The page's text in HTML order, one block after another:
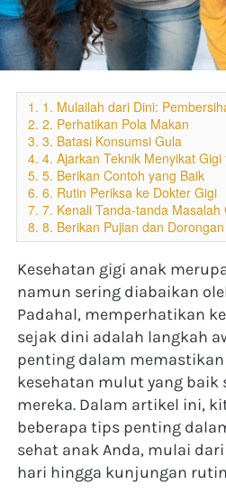
1. 1. Mulailah dari Dini:
2. 2. Perhatikan Pola Makan
3. 3. Batasi Konsumsi Gula
4. 4. Ajarkan Teknik Menyikat
5. 5. Berikan Contoh yang Baik
6. 6. Rutin Periksa ke Dokter Gigi
7. 7. Kenali Tanda-tanda Masalah
8. 8. Berikan Pujian dan Dorongan
Kesehatan gigi anak
namun sering diabaikan
Padahal, memperhatikan
sejak dini adalah langkah
penting dalam
kesehatan mulut yang baik
mereka. Dalam artikel ini,
beberapa tips penting
sehat anak Anda, mulai
hari hingga kunjungan